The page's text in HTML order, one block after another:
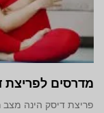
מדרסים לפריצת
פריצת דיסק הינה מצב